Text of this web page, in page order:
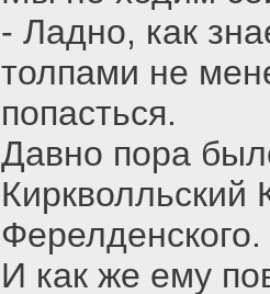
- Ладно, как
толпами не
попасться.
Давно пора
Киркволльский
Ферелденского.
И как же ему